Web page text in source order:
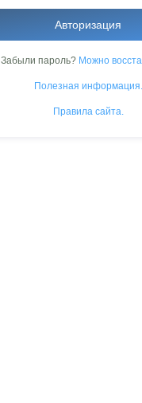
Авторизация
Забыли пароль? Можно
Полезная информация.
Правила сайта.